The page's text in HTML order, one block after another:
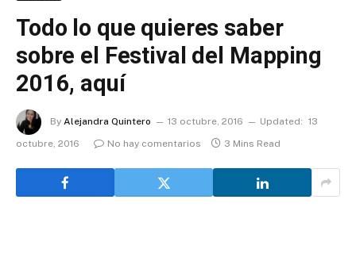
Todo lo que quieres saber
sobre el Festival del Mapping
2016, aquí
By Alejandra Quintero 13 octubre, 2016 Updated: 13
octubre, 2016
No hay comentarios 3 Mins Read